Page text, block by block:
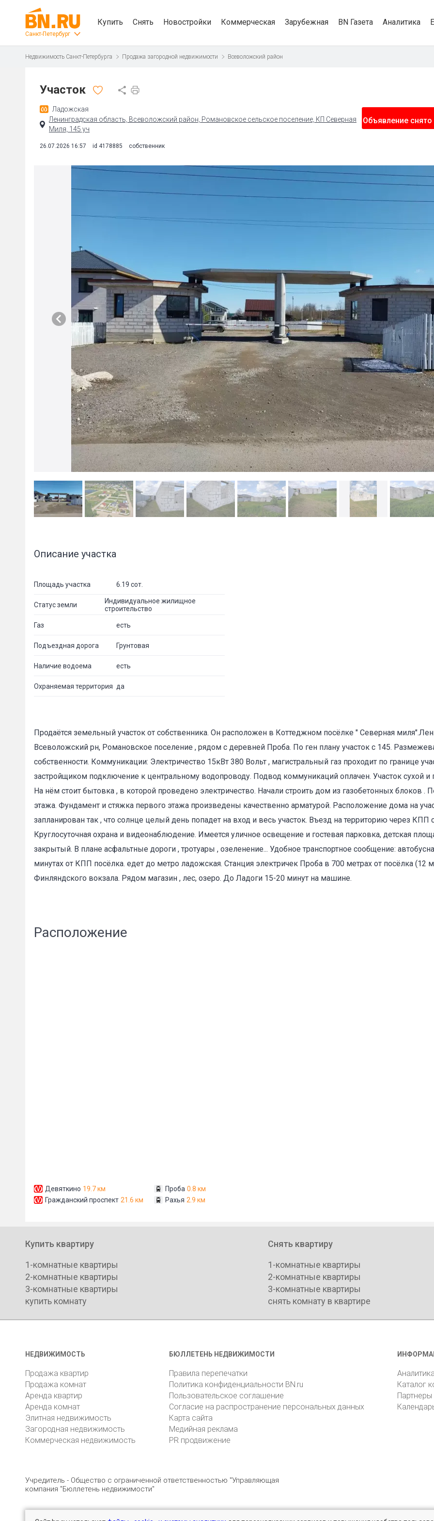
Санкт-Петербург
Купить Снять Новостройки Коммерческая Зарубежная BN Газета Аналитика
Недвижимость Санкт-Петербурга Продажа загородной недвижимости Всеволожский район
Участок
Ладожская
Ленинградская область, Всеволожский район, Романовское сельское поселение, КП Северная
Миля, 145 уч
26.07.2026 16:57 id 4178885 собственник
Объявление снято
Описание участка
Площадь участка 6.19 сот.
Статус земли
Индивидуальное жилищное
строительство
Газ есть
Подъездная дорога Грунтовая
Наличие водоема есть
Охраняемая территория да
Продаётся земельный участок от собственника. Он расположен в Коттеджном посёлке " Северная
Всеволожский рн, Романовское поселение , рядом с деревней Проба. По ген плану участок с 145.
собственности. Коммуникации: Электричество 15кВт 380 Вольт , магистральный газ проходит по границе
застройщиком подключение к центральному водопроводу. Подвод коммуникаций оплачен. Участок сухой
На нём стоит бытовка , в которой проведено электричество. Начали строить дом из газобетонных блоков .
этажа. Фундамент и стяжка первого этажа произведены качественно арматурой. Расположение дома на
запланирован так , что солнце целый день попадет на вход и весь участок. Въезд на территорию через КПП
Круглосуточная охрана и видеонаблюдение. Имеется уличное освещение и гостевая парковка, детская
закрытый. В плане асфальтные дороги , тротуары , озеленение... Удобное транспортное сообщение:
минутах от КПП посёлка. едет до метро ладожская. Станция электричек Проба в 700 метрах от посёлка (12
Финляндского вокзала. Рядом магазин , лес, озеро. До Ладоги 15-20 минут на машине.
Расположение
Девяткино 19.7 км
Гражданский проспект 21.6 км
Проба 0.8 км
Рахья 2.9 км
Объект не продается (не сдается)
Указанные характеристики отличаются от фактических
Адрес указан неверно
Цена указана неверно
Сообщение*
Купить квартиру
1-комнатные квартиры
2-комнатные квартиры
3-комнатные квартиры
купить комнату
Снять квартиру
1-комнатные квартиры
2-комнатные квартиры
3-комнатные квартиры
снять комнату в квартире
НЕДВИЖИМОСТЬ
Продажа квартир
Продажа комнат
Аренда квартир
Аренда комнат
Элитная недвижимость
Загородная недвижимость
Коммерческая недвижимость
БЮЛЛЕТЕНЬ НЕДВИЖИМОСТИ
Правила перепечатки
Политика конфиденциальности BN.ru
Пользовательское соглашение
Согласие на распространение персональных данных
Карта сайта
Медийная реклама
PR продвижение
Каталог
Партнеры
Учредитель - Общество с ограниченной ответственностью "Управляющая
компания "Бюллетень недвижимости"